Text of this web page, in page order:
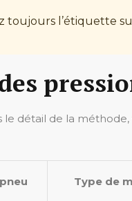
toujours l’étiquette
le détail de la
Type de